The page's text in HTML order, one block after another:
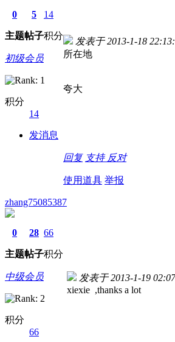
0
主题
5
帖子
14
积分
初级会员
积分
14
发消息
发表于 2013-1-18
所在地
夸大
回复 支持 反对
使用道具 举报
zhang75085387
0
主题
28
帖子
66
积分
中级会员
积分
66
发表于 2013-1-19
xiexie ,thanks a lot